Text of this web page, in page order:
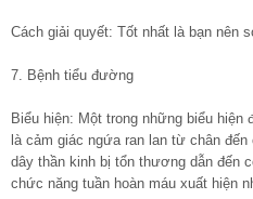
Cách giải quyết: Tốt nhất là bạn nên
7. Bệnh tiểu đường
Biểu hiện: Một trong những biểu
là cảm giác ngứa ran lan từ chân
dây thần kinh bị tổn thương dẫn đến
chức năng tuần hoàn máu xuất hiện